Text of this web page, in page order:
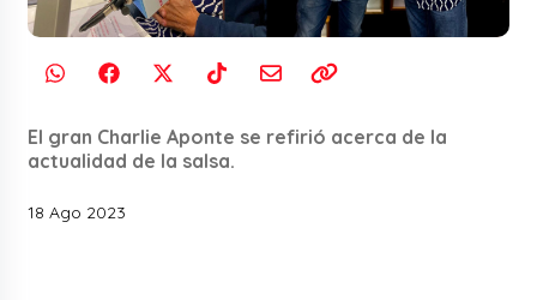
El gran Charlie Aponte se refirió acerca de la
actualidad de la salsa.
18 Ago 2023